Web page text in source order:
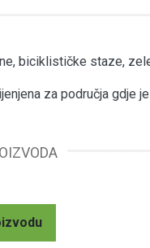
biciklističke staze,
za područja gdje